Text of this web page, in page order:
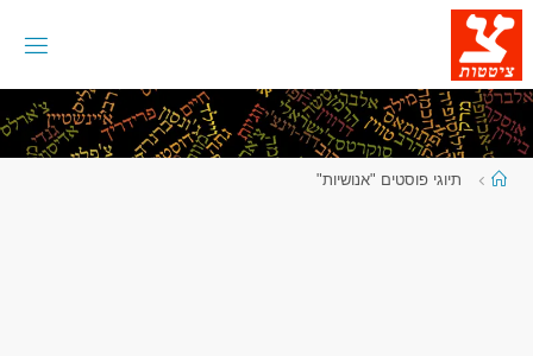
דלגו
לתוכן
עמודתיוגי פוסטים "אנושיות"